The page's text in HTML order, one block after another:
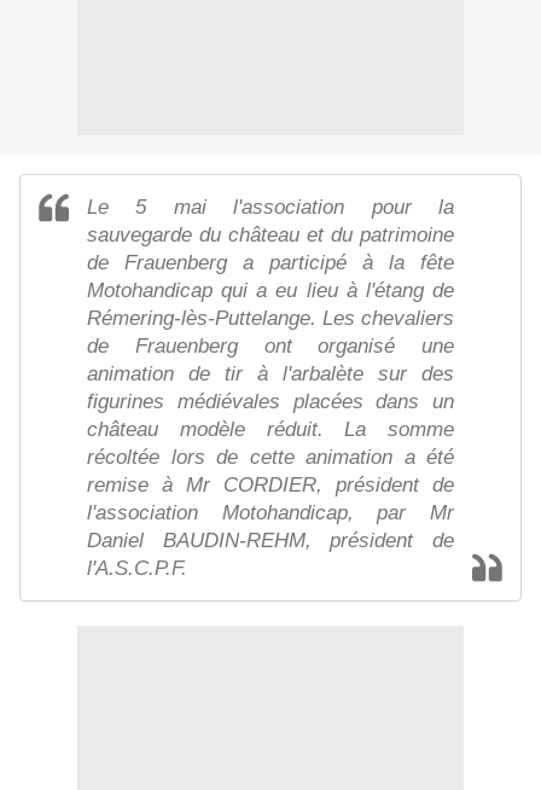
Le 5 mai l'association pour la
sauvegarde du château et du patrimoine
de Frauenberg a participé à la fête
Motohandicap qui a eu lieu à l'étang de
Rémering-lès-Puttelange. Les chevaliers
de Frauenberg ont organisé une
animation de tir à l'arbalète sur des
figurines médiévales placées dans un
château modèle réduit. La somme
récoltée lors de cette animation a été
remise à Mr CORDIER, président de
l'association Motohandicap, par Mr
Daniel BAUDIN-REHM, président de
l'A.S.C.P.F.